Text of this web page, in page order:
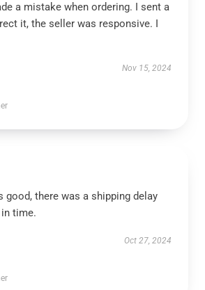
a mistake when ordering. I sent a
it, the seller was responsive. I
Nov 15, 2024
good, there was a shipping delay
time.
Oct 27, 2024